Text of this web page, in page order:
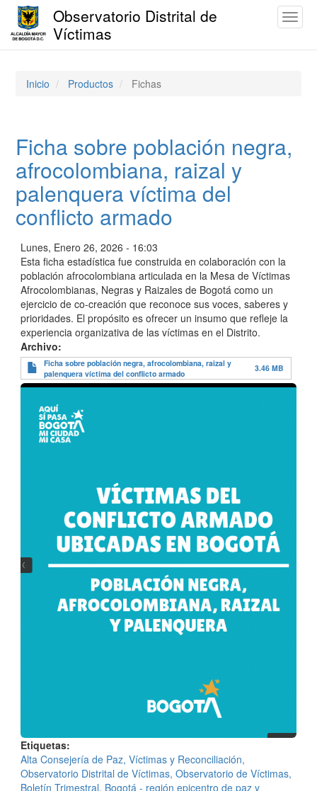
Pasar
contenido
Observatorio Distrital de
Víctimas
Inicio Productos Fichas
Ficha sobre población negra,
afrocolombiana, raizal y
palenquera víctima del
conflicto armado
Lunes, Enero 26, 2026 - 16:03
Esta ficha estadística fue construida en colaboración con la
población afrocolombiana articulada en la Mesa de Víctimas
Afrocolombianas, Negras y Raizales de Bogotá como un
ejercicio de co-creación que reconoce sus voces, saberes y
prioridades. El propósito es ofrecer un insumo que refleje la
experiencia organizativa de las víctimas en el Distrito.
Archivo
Ficha sobre población negra, afrocolombiana, raizal y
palenquera víctima del conflicto armado
3.46 MB
Etiquetas
Alta Consejería de Paz, Víctimas y Reconciliación,
Observatorio Distrital de Víctimas, Observatorio de Víctimas,
Boletín Trimestral, Bogotá - región epicentro de paz y